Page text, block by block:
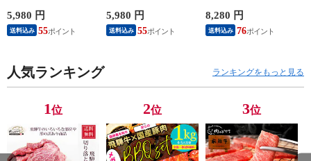
訳アリ 訳あり わけ
あり 肉 おうち焼き
肉 黒毛和牛 お試し
5,980 円
送料込み 55
肉 焼き肉セット 送
料無料 バーベキュー
BBQ 焼肉 焼き肉 和
5,980 円
送料込み 55
飛騨牛＆国産豚肉＆
牛タン ＆ウインナー
1.45㎏ バーベキュー
BBQ 詰め合わせ
8,280 円
送料込み 76
人気ランキング ランキングをもっと見る
1位 2位 3位